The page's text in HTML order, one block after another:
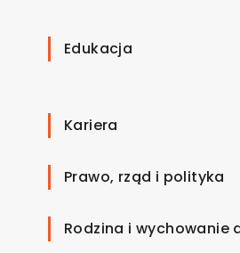
Edukacja
Kariera
Prawo, rząd i polityka
Rodzina i wychowanie